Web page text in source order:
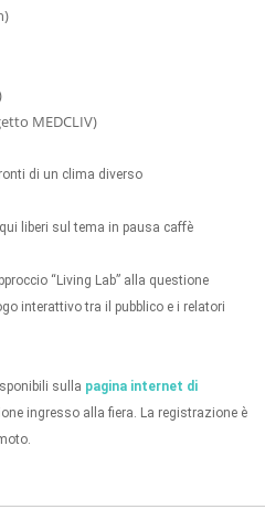
MEDCLIV)
di un clima diverso
liberi sul tema in pausa caffè
“Living Lab” alla questione
interattivo tra il pubblico e i relatori
sulla pagina internet di
ingresso alla fiera. La registrazione è